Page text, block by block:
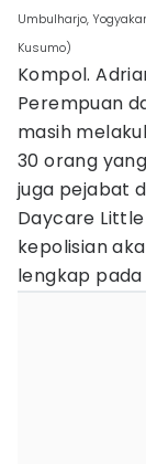
Umbulharjo,
Kusumo)
Kompol.
Perempuan
masih
30 orang
juga pejabat
Daycare
kepolisian
lengkap